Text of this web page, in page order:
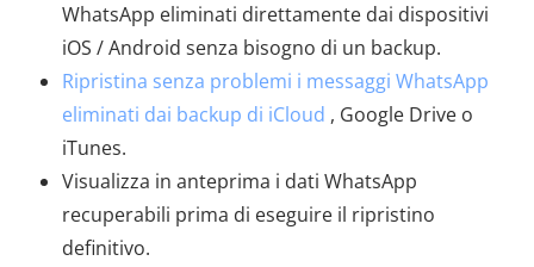
WhatsApp eliminati direttamente dai dispositivi
iOS / Android senza bisogno di un backup.
Ripristina senza problemi i messaggi WhatsApp
eliminati dai backup di iCloud , Google Drive o
iTunes.
Visualizza in anteprima i dati WhatsApp
recuperabili prima di eseguire il ripristino
definitivo.